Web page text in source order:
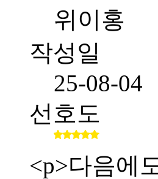
위이홍
작성일
25-08-04
선호도
<p>다음에